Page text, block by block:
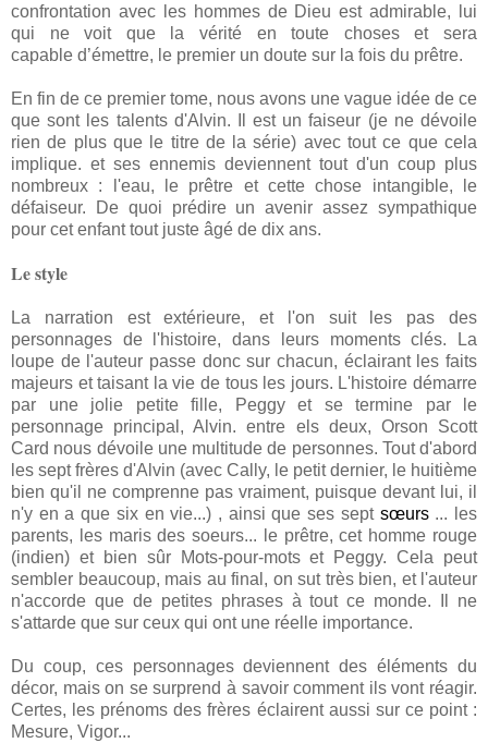
confrontation avec les hommes de Dieu est admirable, lui
qui ne voit que la vérité en toute choses et sera
capable d’émettre, le premier un doute sur la fois du prêtre.
En fin de ce premier tome, nous avons une vague idée de ce
que sont les talents d'Alvin. Il est un faiseur (je ne dévoile
rien de plus que le titre de la série) avec tout ce que cela
implique. et ses ennemis deviennent tout d'un coup plus
nombreux : l'eau, le prêtre et cette chose intangible, le
défaiseur. De quoi prédire un avenir assez sympathique
pour cet enfant tout juste âgé de dix ans.
Le style
La narration est extérieure, et l'on suit les pas des
personnages de l'histoire, dans leurs moments clés. La
loupe de l'auteur passe donc sur chacun, éclairant les faits
majeurs et taisant la vie de tous les jours. L'histoire démarre
par une jolie petite fille, Peggy et se termine par le
personnage principal, Alvin. entre els deux, Orson Scott
Card nous dévoile une multitude de personnes. Tout d'abord
les sept frères d'Alvin (avec Cally, le petit dernier, le huitième
bien qu'il ne comprenne pas vraiment, puisque devant lui, il
n'y en a que six en vie...) , ainsi que ses sept sœurs... les
parents, les maris des soeurs... le prêtre, cet homme rouge
(indien) et bien sûr Mots-pour-mots et Peggy. Cela peut
sembler beaucoup, mais au final, on sut très bien, et l'auteur
n'accorde que de petites phrases à tout ce monde. Il ne
s'attarde que sur ceux qui ont une réelle importance.
Du coup, ces personnages deviennent des éléments du
décor, mais on se surprend à savoir comment ils vont réagir.
Certes, les prénoms des frères éclairent aussi sur ce point :
Mesure, Vigor...